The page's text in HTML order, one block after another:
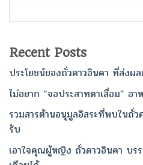
Recent Posts
ประโยชน์ของถั่วดาวอินคา ที่ส่งผ
ไม่อยาก “จอประสาทตาเสื่อม” อ
รวมสารต้านอนุมูลอิสระที่พบในถั่
รับ
เอาใจคุณผู้หญิง ถั่วดาวอินคา บร